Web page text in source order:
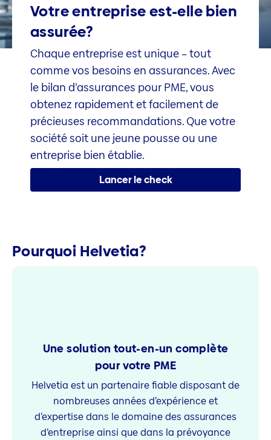
Votre entreprise est-elle bien
assurée?
Chaque entreprise est unique – tout
comme vos besoins en assurances. Avec
le bilan d’assurances pour PME, vous
obtenez rapidement et facilement de
précieuses recommandations. Que votre
société soit une jeune pousse ou une
entreprise bien établie.
Lancer le check
Pourquoi Helvetia?
Une solution tout-en-un complète
pour votre PME
Helvetia est un partenaire fiable disposant de
nombreuses années d’expérience et
d’expertise dans le domaine des assurances
d’entreprise ainsi que dans la prévoyance